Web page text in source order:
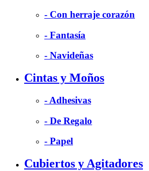
- Con herraje corazón
- Fantasía
- Navideñas
Cintas y Moños
- Adhesivas
- De Regalo
- Papel
Cubiertos y Agitadores